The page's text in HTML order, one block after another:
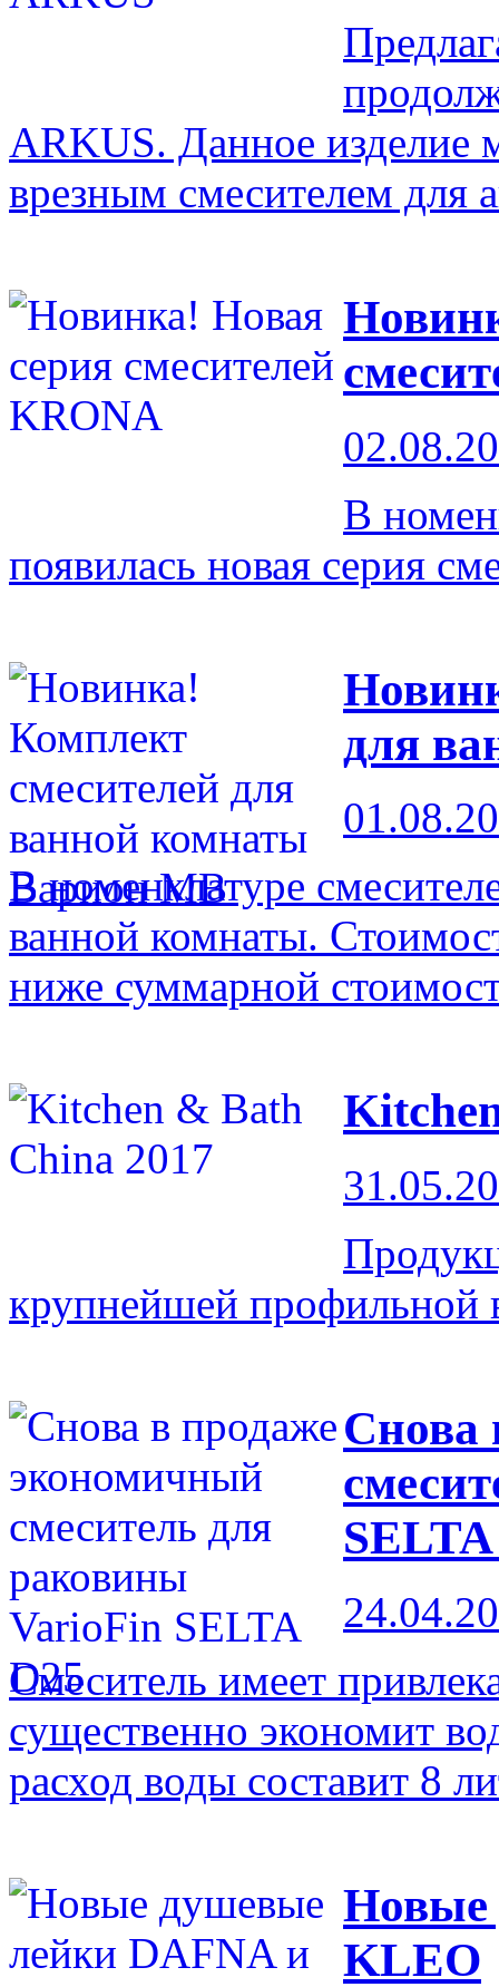
ARKUS. Данное изделие
врезным смесителем для
В
появилась новая серия
для
В номенклатуре
ванной комнаты.
ниже суммарной
крупнейшей профильной
Снова
Смеситель имеет
существенно экономит
расход воды составит 8
Новые
KLEO